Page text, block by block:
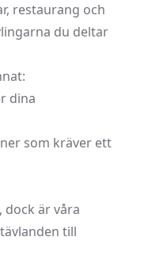
restaurang och
du deltar
dina
som kräver ett
dock är våra
till